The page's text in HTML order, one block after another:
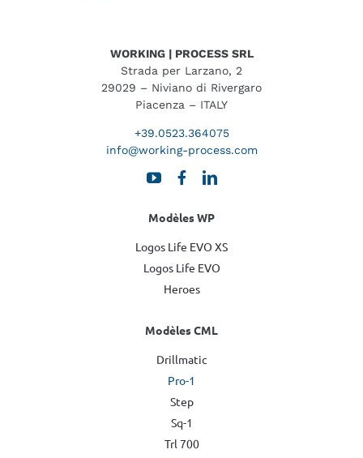
WORKING | PROCESS SRL
Strada per Larzano, 2
29029 – Niviano di Rivergaro
Piacenza – ITALY
+39.0523.364075
info@working-process.com
Modèles WP
Logos Life EVO XS
Logos Life EVO
Heroes
Modèles CML
Drillmatic
Pro-1
Step
Sq-1
Trl 700